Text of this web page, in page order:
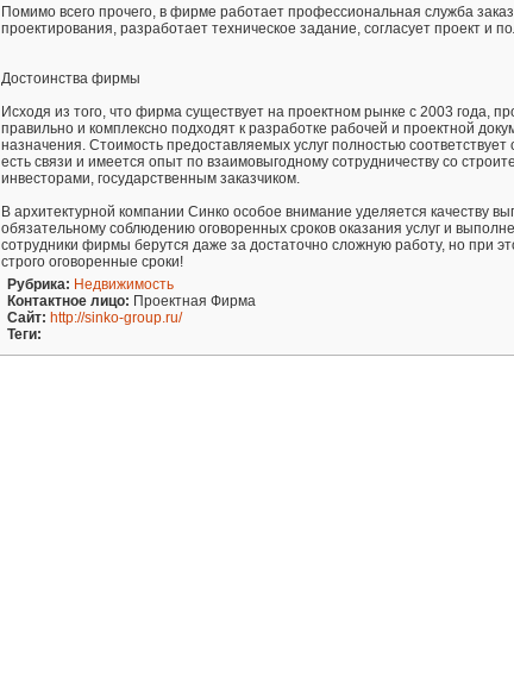
Помимо всего прочего, в фирме работает профессиональная служба
проектирования, разработает техническое задание, согласует проект и
Достоинства фирмы
Исходя из того, что фирма существует на проектном рынке с 2003 года,
правильно и комплексно подходят к разработке рабочей и проектной
назначения. Стоимость предоставляемых услуг полностью
есть связи и имеется опыт по взаимовыгодному сотрудничеству со
инвесторами, государственным заказчиком.
В архитектурной компании Синко особое внимание уделяется качеству
обязательному соблюдению оговоренных сроков оказания услуг и
сотрудники фирмы берутся даже за достаточно сложную работу, но при
строго оговоренные сроки!
Рубрика: Недвижимость
Контактное лицо: Проектная Фирма
Сайт: http://sinko-group.ru/
Теги: